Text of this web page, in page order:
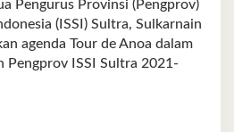
Pengurus Provinsi (Pengprov)
(ISSI) Sultra, Sulkarnain
agenda Tour de Anoa dalam
Pengprov ISSI Sultra 2021-